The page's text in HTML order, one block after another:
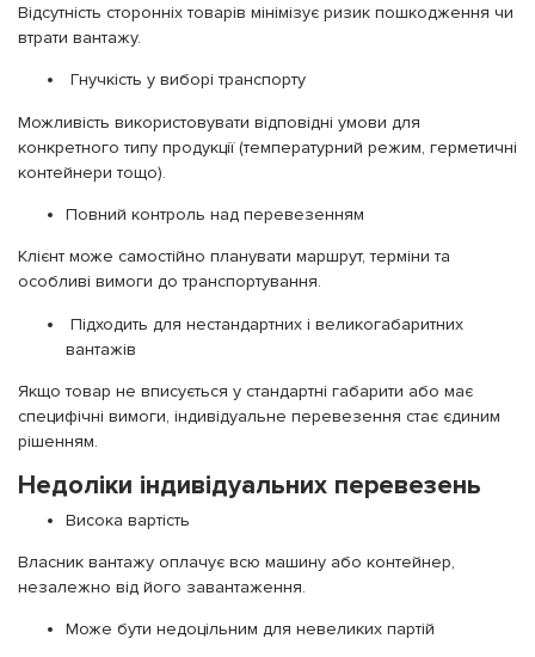
Відсутність сторонніх товарів мінімізує ризик пошкодження чи
втрати вантажу.
Гнучкість у виборі транспорту
Можливість використовувати відповідні умови для
конкретного типу продукції (температурний режим, герметичні
контейнери тощо).
Повний контроль над перевезенням
Клієнт може самостійно планувати маршрут, терміни та
особливі вимоги до транспортування.
Підходить для нестандартних і великогабаритних
вантажів
Якщо товар не вписується у стандартні габарити або має
специфічні вимоги, індивідуальне перевезення стає єдиним
рішенням.
Недоліки індивідуальних перевезень
Висока вартість
Власник вантажу оплачує всю машину або контейнер,
незалежно від його завантаження.
Може бути недоцільним для невеликих партій